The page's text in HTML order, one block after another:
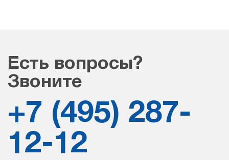
Есть вопросы?
Звоните
+7 (495) 287-
12-12